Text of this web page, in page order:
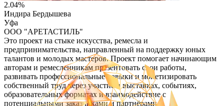
2.04%
Индира Бердышева
Уфа
ООО "АРЕТАСТИЛЬ"
Это проект на стыке искусства, ремесла и
предпринимательства, направленный на поддержку юных
талантов и молодых мастеров. Проект помогает начинающим
авторам и ремесленникам презентовать свои работы,
развивать профессиональные навыки и монетизировать
собственный труд через участие в выставках, событиях,
образовательных форматах и взаимодействие с
потенциальными заказчиками и партнёрами